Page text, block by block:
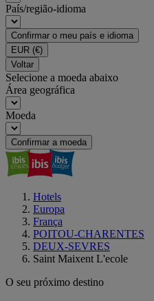
País/região-idioma
Confirmar o meu país e idioma
EUR (€)
Voltar
Selecione a moeda abaixo
Área geográfica
Moeda
Confirmar a moeda
Hotels
Europa
França
POITOU-CHARENTES
DEUX-SEVRES
Saint Maixent L'ecole
O seu próximo destino